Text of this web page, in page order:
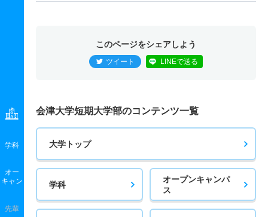
学科
オー
キャン
先輩
このページをシェアしよう
ツイート LINEで送る
会津大学短期大学部のコンテンツ一覧
大学トップ
学科
オープンキャンパ
ス